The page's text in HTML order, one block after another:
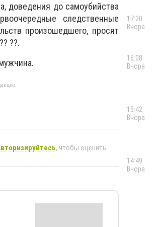
доведения до самоубийства
следственные
произошедшего, просят
??.
, чтобы оценить
17:20
Вчора
16:08
Вчора
15:42
Вчора
14:49
Вчора